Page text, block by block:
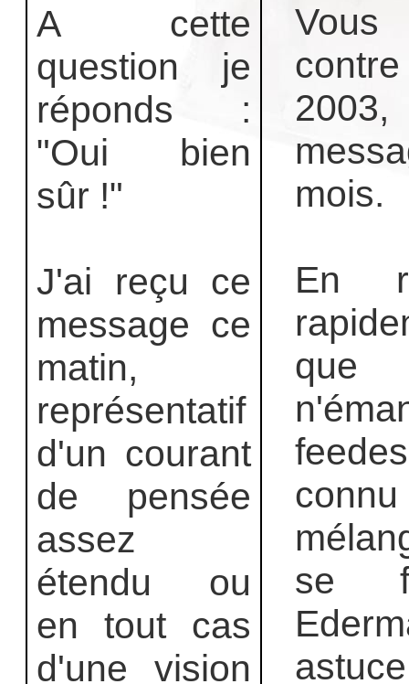
A cette
question je
réponds :
"Oui bien
sûr !"
J'ai reçu ce
message ce
matin,
représentatif
d'un courant
de pensée
assez
étendu ou
en tout cas
d'une vision
mois.
En
que
se